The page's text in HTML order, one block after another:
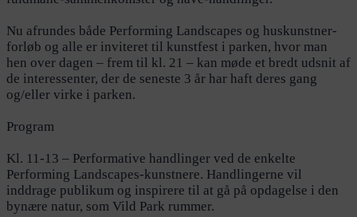
Nu afrundes både Performing Landscapes og huskunstner-
forløb og alle er inviteret til kunstfest i parken, hvor man
hen over dagen – frem til kl. 21 – kan møde et bredt udsnit af
de interessenter, der de seneste 3 år har haft deres gang
og/eller virke i parken.
Program
Kl. 11-13 – Performative handlinger ved de enkelte
Performing Landscapes-kunstnere. Handlingerne vil
inddrage publikum og inspirere til at gå på opdagelse i den
bynære natur, som Vild Park rummer.